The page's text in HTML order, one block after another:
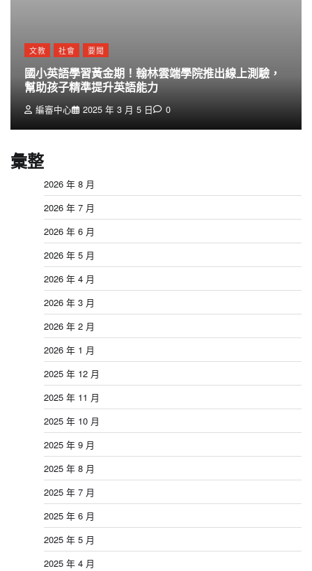
文教 社會 要聞
國小英語學習黃金期！翰林雲端學院推出線上測驗，
幫助孩子精準提升英語能力
編審中心 2025 年 3 月 5 日 0
彙整
2026 年 8 月
2026 年 7 月
2026 年 6 月
2026 年 5 月
2026 年 4 月
2026 年 3 月
2026 年 2 月
2026 年 1 月
2025 年 12 月
2025 年 11 月
2025 年 10 月
2025 年 9 月
2025 年 8 月
2025 年 7 月
2025 年 6 月
2025 年 5 月
2025 年 4 月